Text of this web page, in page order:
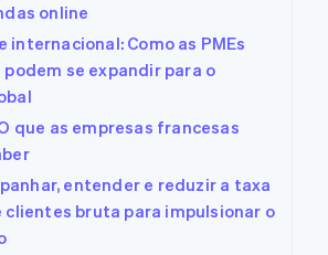
online
internacional: Como as PMEs
se expandir para o
que as empresas francesas
entender e reduzir a taxa
clientes bruta para impulsionar o